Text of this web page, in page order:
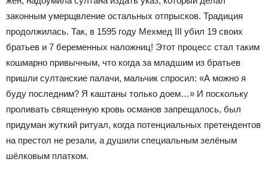
законным умерщвление остальных отпрысков. Традиция
продолжилась. Так, в 1595 году Мехмед III убил 19 своих
братьев и 7 беременных наложниц! Этот процесс стал таким
кошмарно привычным, что когда за младшим из братьев
пришли султанские палачи, мальчик спросил: «А можно я
буду последним? Я каштаны только доем…» И поскольку
проливать священную кровь османов запрещалось, был
придуман жуткий ритуал, когда потенциальных претендентов
на престол не резали, а душили специальным зелёным
шёлковым платком.